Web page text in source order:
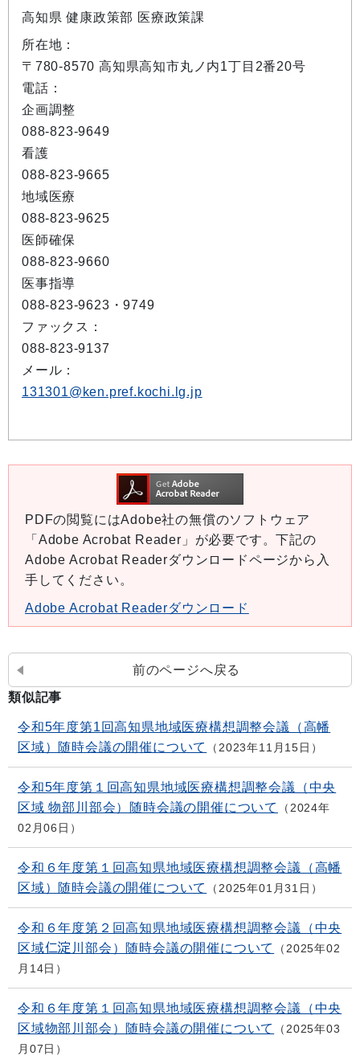
高知県 健康政策部 医療政策課
所在地：
〒780-8570 高知県高知市丸ノ内1丁目2番20号
電話：
企画調整
088-823-9649
看護
088-823-9665
地域医療
088-823-9625
医師確保
088-823-9660
医事指導
088-823-9623・9749
ファックス：
088-823-9137
メール：
131301@ken.pref.kochi.lg.jp
PDFの閲覧にはAdobe社の無償のソフトウェア
「Adobe Acrobat Reader」が必要です。下記の
Adobe Acrobat Readerダウンロードページから入
手してください。
Adobe Acrobat Readerダウンロード
前のページへ戻る
類似記事
令和5年度第1回高知県地域医療構想調整会議（高幡
区域）随時会議の開催について
2023年11月15日
令和5年度第１回高知県地域医療構想調整会議（中央
区域 物部川部会）随時会議の開催について
2024年
02月06日
令和６年度第１回高知県地域医療構想調整会議（高幡
区域）随時会議の開催について
2025年01月31日
令和６年度第２回高知県地域医療構想調整会議（中央
区域仁淀川部会）随時会議の開催について
2025年02
月14日
令和６年度第１回高知県地域医療構想調整会議（中央
区域物部川部会）随時会議の開催について
2025年03
月07日